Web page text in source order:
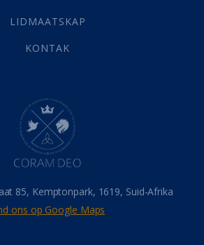
Werk(22)
(142)
Hemel (31)
Israel (14)
Millennium(1)
Oordeelsdag(19)
Verheerlikte liggaam
Wederkoms
(27)
(87)
LIDMAATSKAP
KONTAK
85, Kemptonpark, 1619, Suid-Afrika
ons op Google Maps